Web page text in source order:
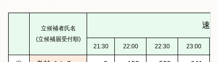
立候補者氏名
(立候補届受付順)
速
21:30 22:00 22:30 23:00